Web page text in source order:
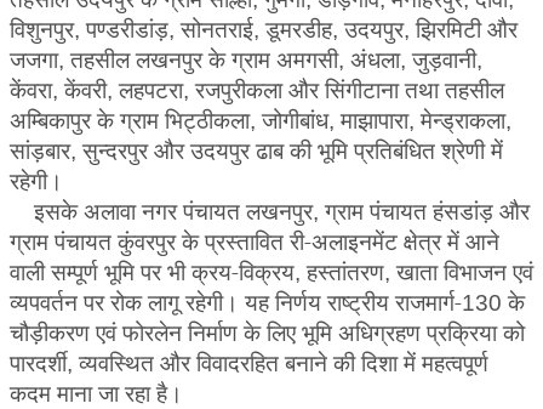
विशुनपुर,पण्डरीडांड़,सोनतराई,डूमरडीह,उदयपुर,झिरमिटी और
जजगा,तहसील लखनपुर के ग्राम अमगसी, अंधला,जुड़वानी,
केंवरा,केंवरी,लहपटरा,रजपुरीकला और सिंगीटाना तथा तहसील
अम्बिकापुर के ग्राम भिट्ठीकला,जोगीबांध,माझापारा,मेन्ड्राकला,
सांड़बार,सुन्दरपुर और उदयपुर ढाब की भूमि प्रतिबंधित श्रेणी में
रहेगी।
इसके अलावा नगर पंचायत लखनपुर,ग्राम पंचायत हंसडांड़ और
ग्राम पंचायत कुंवरपुर के प्रस्तावित री-अलाइनमेंट क्षेत्र में आने
वाली सम्पूर्ण भूमि पर भी क्रय-विक्रय,हस्तांतरण,खाता विभाजन एवं
व्यपवर्तन पर रोक लागू रहेगी। यह निर्णय राष्ट्रीय राजमार्ग-130के
चौड़ीकरण एवं फोरलेन निर्माण के लिए भूमि अधिग्रहण प्रक्रिया को
पारदर्शी,व्यवस्थित और विवादरहित बनाने की दिशा में महत्वपूर्ण
कदम माना जा रहा है।